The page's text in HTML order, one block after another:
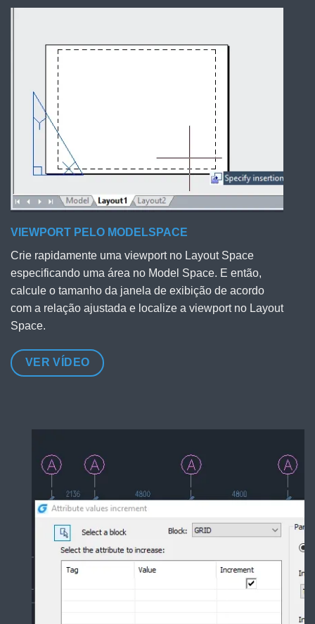
VIEWPORT PELO MODELSPACE
Crie rapidamente uma viewport no Layout Space
especificando uma área no Model Space. E então,
calcule o tamanho da janela de exibição de acordo
com a relação ajustada e localize a viewport no Layout
Space.
VER VÍDEO